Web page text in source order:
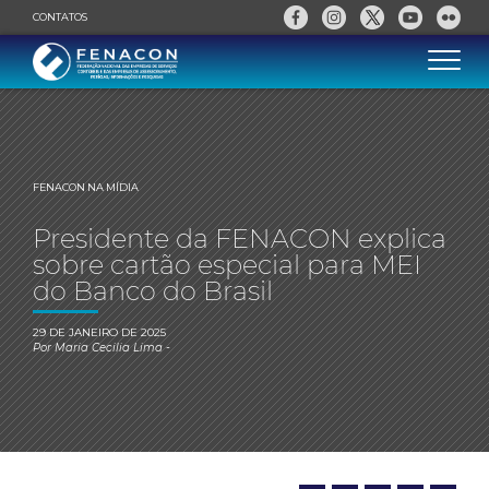
CONTATOS
FENACON NA MÍDIA
Presidente da FENACON explica
sobre cartão especial para MEI
do Banco do Brasil
29 DE JANEIRO DE 2025
PorMaria Cecilia Lima-